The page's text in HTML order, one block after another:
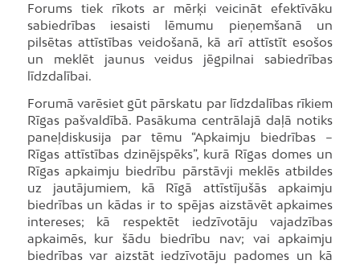
Forums tiek rīkots ar mērķi veicināt efektīvāku
sabiedrības iesaisti lēmumu pieņemšanā un
pilsētas attīstības veidošanā, kā arī attīstīt esošos
un meklēt jaunus veidus jēgpilnai sabiedrības
līdzdalībai.
Forumā varēsiet gūt pārskatu par līdzdalības rīkiem
Rīgas pašvaldībā. Pasākuma centrālajā daļā notiks
paneļdiskusija par tēmu “Apkaimju biedrības –
Rīgas attīstības dzinējspēks”, kurā Rīgas domes un
Rīgas apkaimju biedrību pārstāvji meklēs atbildes
uz jautājumiem, kā Rīgā attīstījušās apkaimju
biedrības un kādas ir to spējas aizstāvēt apkaimes
intereses; kā respektēt iedzīvotāju vajadzības
apkaimēs, kur šādu biedrību nav; vai apkaimju
biedrības var aizstāt iedzīvotāju padomes un kā